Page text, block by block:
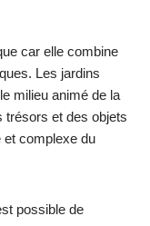
car elle combine
Les jardins
milieu animé de la
trésors et des objets
et complexe du
possible de